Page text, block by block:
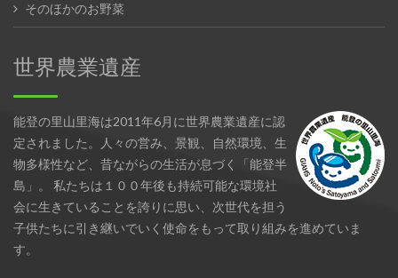
そのほかのお野菜
世界農業遺産
能登の里山里海は2011年6月に世界農業遺産に認
定されました。人々の営み、景観、自然環境、生
物多様性など、昔ながらの生活が息づく「能登半
島」。 私たちは１００年後も持続可能な環境社
会に生きていることを誇りに思い、次世代を担う
子供たちに引き継いでいく使命をもって取り組みを進めていま
す。